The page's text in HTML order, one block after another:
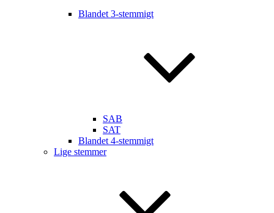
Blandet 3-stemmigt
SAB
SAT
Blandet 4-stemmigt
Lige stemmer